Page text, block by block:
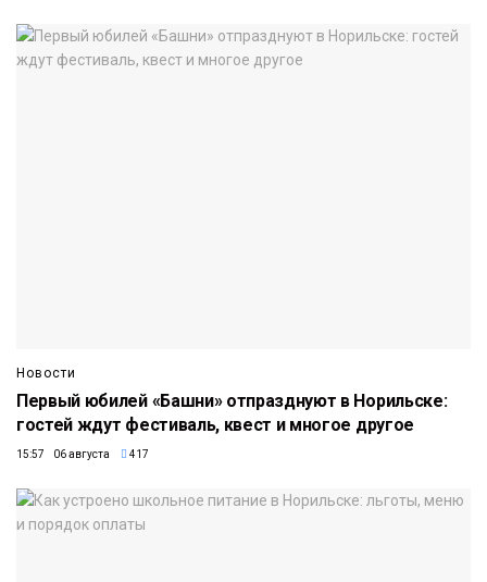
Новости
Первый юбилей «Башни» отпразднуют в Норильске:
гостей ждут фестиваль, квест и многое другое
15:57 06 августа 417